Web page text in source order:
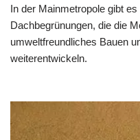
In der Mainmetropole gibt
Dachbegrünungen, die die
umweltfreundliches Bauen
weiterentwickeln.